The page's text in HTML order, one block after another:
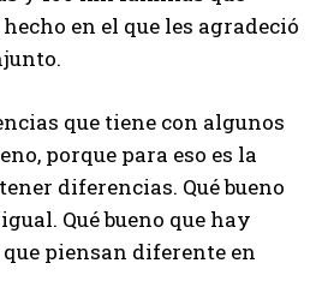
en el que les agradeció
que tiene con algunos
porque para eso es la
diferencias. Qué bueno
Qué bueno que hay
piensan diferente en